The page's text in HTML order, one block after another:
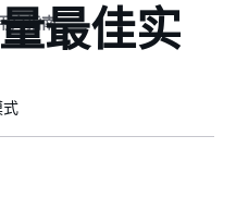
户指南最佳实
式